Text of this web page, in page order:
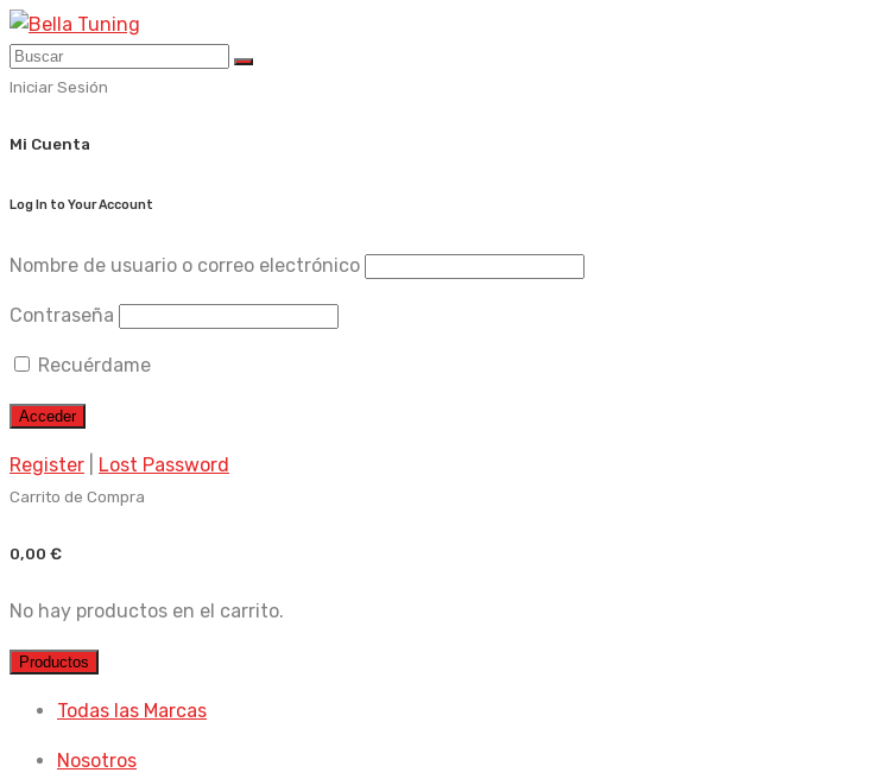
Skip
to
content
Iniciar Sesión
Mi Cuenta
Log In to Your Account
Nombre de usuario o correo electrónico
Contraseña
Recuérdame
Register Lost Password
Carrito de Compra
0,00 €
No hay productos en el carrito.
Productos
Todas las Marcas
Nosotros